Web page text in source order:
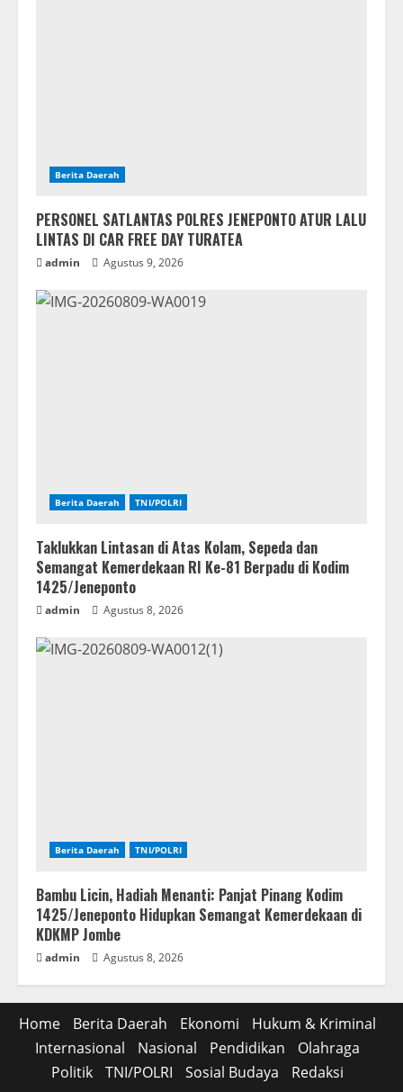
Berita Daerah
PERSONEL SATLANTAS POLRES JENEPONTO ATUR LALU
LINTAS DI CAR FREE DAY TURATEA
admin Agustus 9, 2026
Berita Daerah TNI/POLRI
Taklukkan Lintasan di Atas Kolam, Sepeda dan
Semangat Kemerdekaan RI Ke-81 Berpadu di Kodim
1425/Jeneponto
admin Agustus 8, 2026
Berita Daerah TNI/POLRI
Bambu Licin, Hadiah Menanti: Panjat Pinang Kodim
1425/Jeneponto Hidupkan Semangat Kemerdekaan di
KDKMP Jombe
admin Agustus 8, 2026
Home Berita Daerah Ekonomi
Hukum & Kriminal
Internasional
Nasional Pendidikan
Olahraga
Politik
TNI/POLRI Sosial Budaya Redaksi